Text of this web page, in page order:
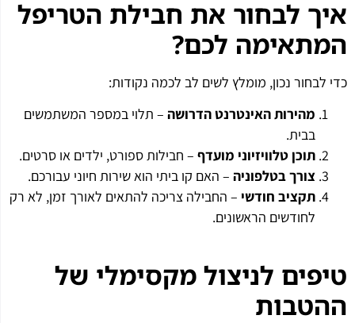
איך לבחור את חבילת הטריפל
המתאימה לכם?
כדי לבחור נכון, מומלץ לשים לב לכמה נקודות:
מהירות האינטרנט הדרושה – תלוי במספר המשתמשים
בבית.
תוכן טלוויזיוני מועדף – חבילות ספורט, ילדים או סרטים.
צורך בטלפוניה – האם קו ביתי הוא שירות חיוני עבורכם.
תקציב חודשי – החבילה צריכה להתאים לאורך זמן, לא רק
לחודשים הראשונים.
טיפים לניצול מקסימלי של
ההטבות